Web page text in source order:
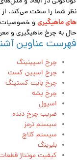
نظر شما را سخت می‌کند. از
های ماهیگیریو خصوصیات
حال به چرخ ماهیگیری و
فهرست عناوین
چرخ اسپینینگ
چرخ اسپین کست
چرخ بایت کستینگ
چرخ پشه
اسپول
ضریب چرخ دنده
سیستم ترمز
سیستم کلاچ
بلبرینگ
کیفیت مونتاژ